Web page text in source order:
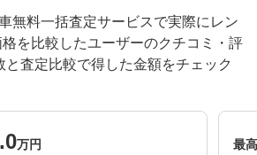
無料一括査定サービスで実際にレン
を比較したユーザーのクチコミ・評
と査定比較で得した金額をチェック
万円
最